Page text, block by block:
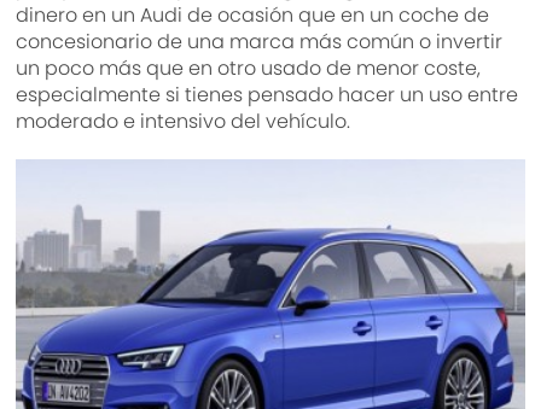
dinero en un Audi de ocasión que en un coche de
concesionario de una marca más común o invertir
un poco más que en otro usado de menor coste,
especialmente si tienes pensado hacer un uso entre
moderado e intensivo del vehículo.